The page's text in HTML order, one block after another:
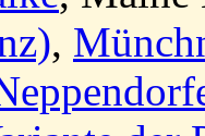
,